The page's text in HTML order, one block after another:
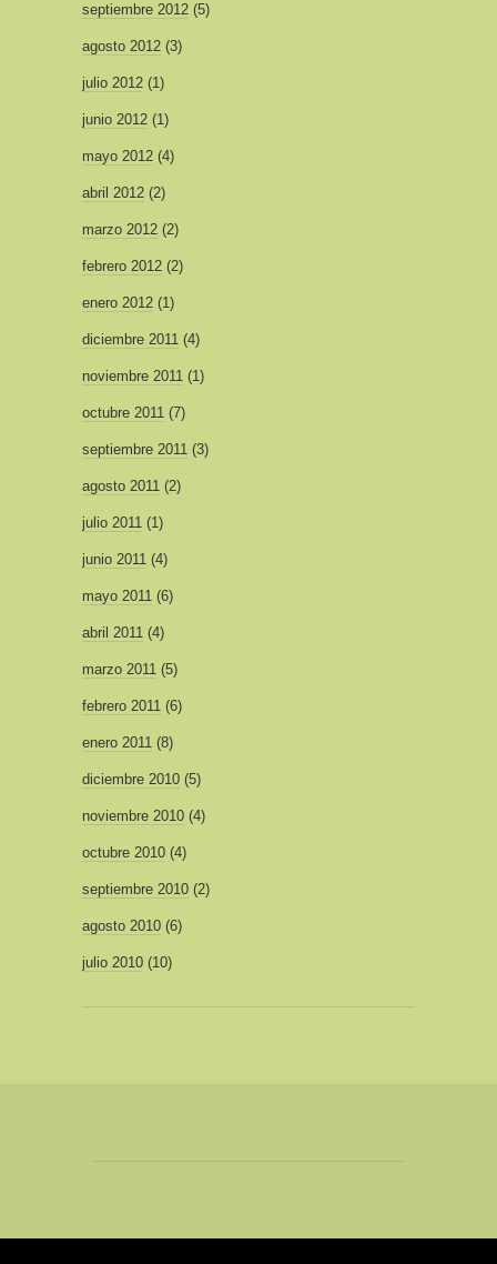
septiembre 2012 (5)
agosto 2012 (3)
julio 2012 (1)
junio 2012 (1)
mayo 2012 (4)
abril 2012 (2)
marzo 2012 (2)
febrero 2012 (2)
enero 2012 (1)
diciembre 2011 (4)
noviembre 2011 (1)
octubre 2011 (7)
septiembre 2011 (3)
agosto 2011 (2)
julio 2011 (1)
junio 2011 (4)
mayo 2011 (6)
abril 2011 (4)
marzo 2011 (5)
febrero 2011 (6)
enero 2011 (8)
diciembre 2010 (5)
noviembre 2010 (4)
octubre 2010 (4)
septiembre 2010 (2)
agosto 2010 (6)
julio 2010 (10)